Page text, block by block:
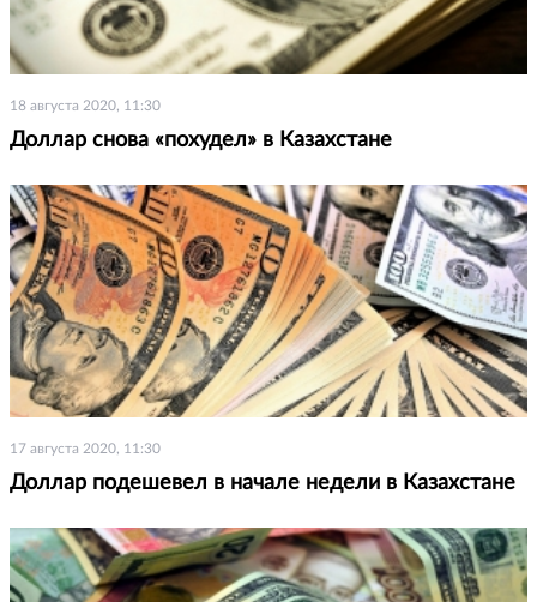
18 августа 2020, 11:30
Доллар снова «похудел» в Казахстане
17 августа 2020, 11:30
Доллар подешевел в начале недели в Казахстане